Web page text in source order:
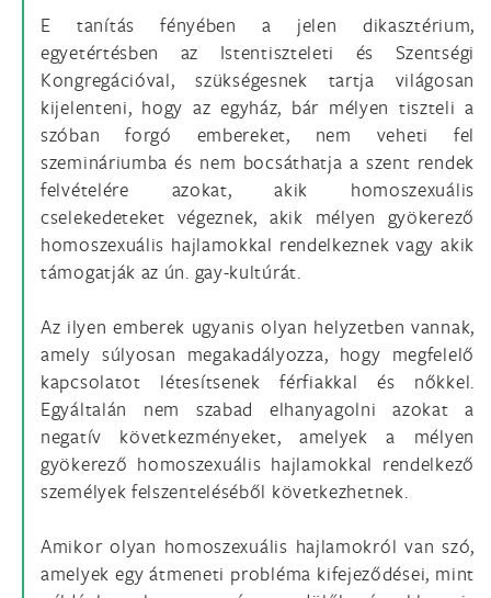
E tanítás fényében a jelen dikasztérium,
egyetértésben az Istentiszteleti és Szentségi
Kongregációval, szükségesnek tartja világosan
kijelenteni, hogy az egyház, bár mélyen tiszteli a
szóban forgó embereket, nem veheti fel
szemináriumba és nem bocsáthatja a szent rendek
felvételére azokat, akik homoszexuális
cselekedeteket végeznek, akik mélyen gyökerező
homoszexuális hajlamokkal rendelkeznek vagy akik
támogatják az ún. gay-kultúrát.
Az ilyen emberek ugyanis olyan helyzetben vannak,
amely súlyosan megakadá­lyozza, hogy megfelelő
kapcsolatot létesítsenek férfiakkal és nőkkel.
Egyáltalán nem szabad elhanyagolni azokat a
negatív következményeket, amelyek a mélyen
gyökerező homoszexuális hajlamokkal rendelkező
személyek felszenteléséből következhetnek.
Amikor olyan homoszexuális hajlamokról van szó,
amelyek egy átmeneti probléma kifejeződései, mint